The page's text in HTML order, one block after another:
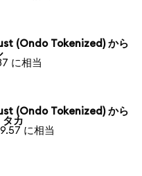
(Ondo Tokenized) から
に相当
(Ondo Tokenized) から
タカ
に相当